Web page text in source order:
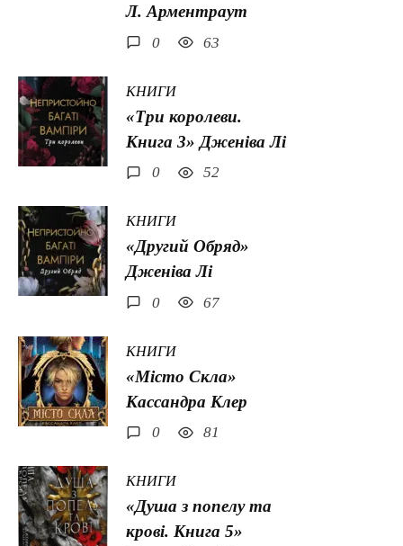
Л. Арментраут
0 63
КНИГИ
«Три королеви.
Книга 3» Дженіва Лі
0 52
КНИГИ
«Другий Обряд»
Дженіва Лі
0 67
КНИГИ
«Місто Скла»
Кассандра Клер
0 81
КНИГИ
«Душа з попелу та
крові. Книга 5»